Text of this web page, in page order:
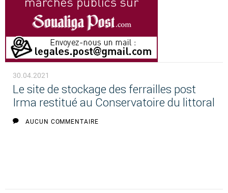
30.04.2021
Le site de stockage des ferrailles post
Irma restitué au Conservatoire du littoral
AUCUN COMMENTAIRE